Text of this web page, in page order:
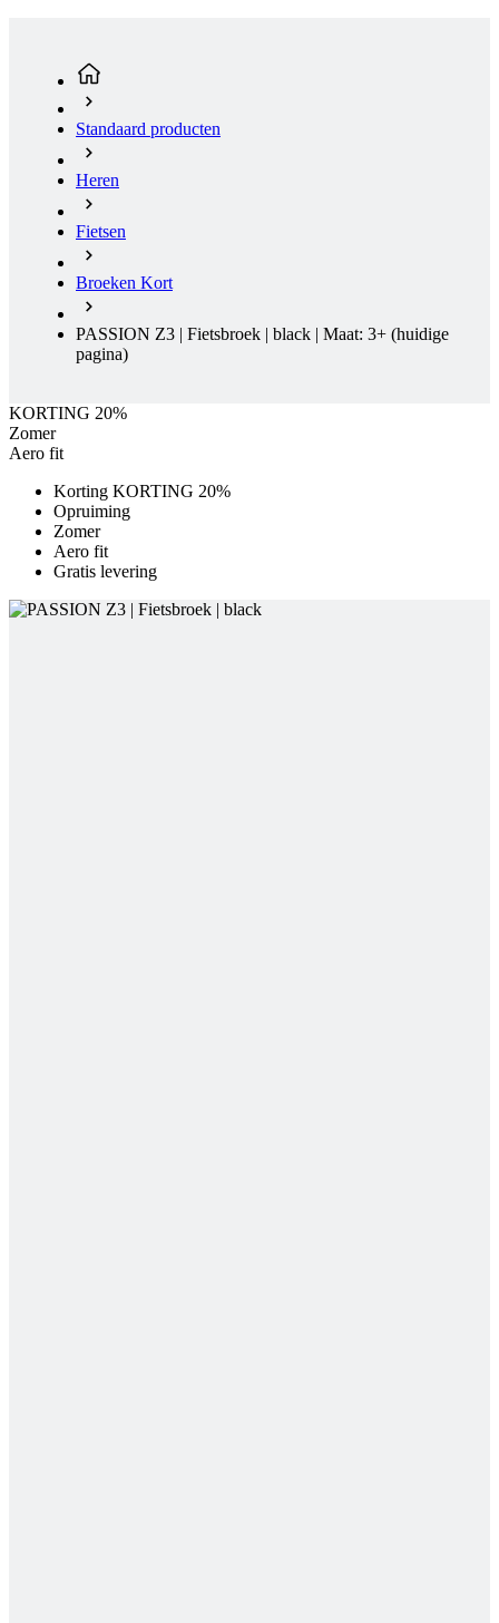
Standaard producten
Heren
Fietsen
Broeken Kort
PASSION Z3 | Fietsbroek | black | Maat: 3+ (huidige
pagina)
KORTING 20%
Zomer
Aero fit
Korting KORTING 20%
Opruiming
Zomer
Aero fit
Gratis levering